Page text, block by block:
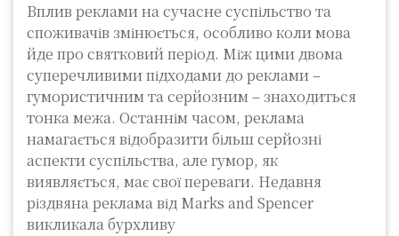
Вплив реклами на сучасне суспільство та
споживачів змінюється, особливо коли мова
йде про святковий період. Між цими двома
суперечливими підходами до реклами –
гумористичним та серйозним – знаходиться
тонка межа. Останнім часом, реклама
намагається відобразити більш серйозні
аспекти суспільства, але гумор, як
виявляється, має свої переваги. Недавня
різдвяна реклама від Marks and Spencer
викликала бурхливу